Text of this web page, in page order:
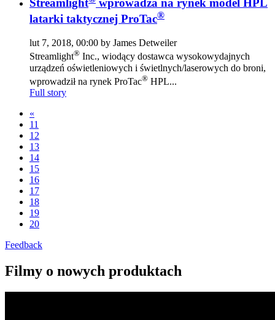
Streamlight
wprowadza na rynek model HPL
latarki taktycznej ProTac®
lut 7, 2018, 00:00 by James Detweiler
Streamlight® Inc., wiodący dostawca wysokowydajnych
urządzeń oświetleniowych i świetlnych/laserowych do broni,
wprowadził na rynek ProTac® HPL...
Full story
«
11
12
13
14
15
16
17
18
19
20
Feedback
Filmy o nowych produktach